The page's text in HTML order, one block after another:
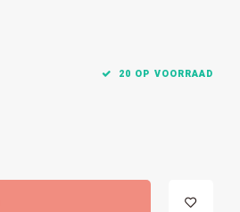
20 OP VOORRAAD